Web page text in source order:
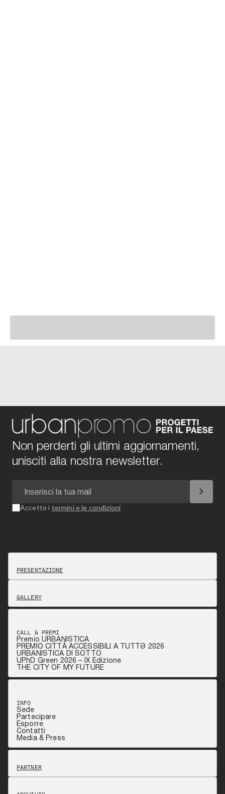
Non perderti gli ultimi aggiornamenti,
unisciti alla nostra newsletter.
chevron_right
Accetto i termini e le condizioni
PRESENTAZIONE
GALLERY
CALL & PREMI
Premio URBANISTICA
PREMIO CITTÀ ACCESSIBILI A TUTTƏ 2026
URBANISTICA DI SOTTO
UPhD Green 2026 – IX Edizione
THE CITY OF MY FUTURE
INFO
Sede
Partecipare
Esporre
Contatti
Media & Press
PARTNER